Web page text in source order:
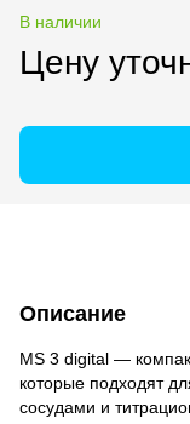
В наличии
Цену
Описание
MS 3 digital —
которые подходят
сосудами и